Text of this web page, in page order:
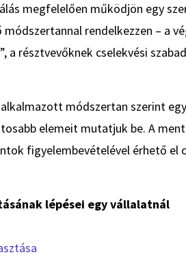
megfelelően működjön egy
rendelkezzen – a
a résztvevőknek cselekvési
módszertan szerint
elemeit mutatjuk be. A
figyelembevételével érhető el
lépései egy vállalatnál